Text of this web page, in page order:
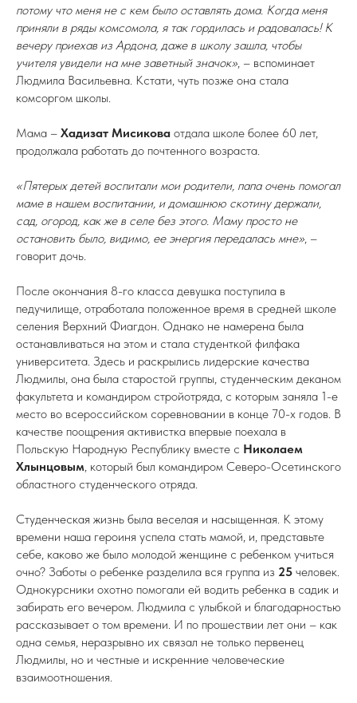
потому что меня не с кем было оставлять дома. Когда меня
приняли в ряды комсомола, я так гордилась и радовалась! К
вечеру приехав из Ардона, даже в школу зашла, чтобы
учителя увидели на мне заветный значок», – вспоминает
Людмила Васильевна. Кстати, чуть позже она стала
комсоргом школы.
Мама – Хадизат Мисикова отдала школе более 60 лет,
продолжала работать до почтенного возраста.
«Пятерых детей воспитали мои родители, папа очень помогал
маме в нашем воспитании, и домашнюю скотину держали,
сад, огород, как же в селе без этого. Маму просто не
остановить было, видимо, ее энергия передалась мне», –
говорит дочь.
После окончания 8-го класса девушка поступила в
педучилище, отработала положенное время в средней школе
селения Верхний Фиагдон. Однако не намерена была
останавливаться на этом и стала студенткой филфака
университета. Здесь и раскрылись лидерские качества
Людмилы, она была старостой группы, студенческим деканом
факультета и командиром стройотряда, с которым заняла 1-е
место во всероссийском соревновании в конце 70-х годов. В
качестве поощрения активистка впервые поехала в
Польскую Народную Республику вместе с Николаем
Хлынцовым, который был командиром Северо-Осетинского
областного студенческого отряда.
Студенческая жизнь была веселая и насыщенная. К этому
времени наша героиня успела стать мамой, и, представьте
себе, каково же было молодой женщине с ребенком учиться
очно? Заботы о ребенке разделила вся группа из 25 человек.
Однокурсники охотно помогали ей водить ребенка в садик и
забирать его вечером. Людмила с улыбкой и благодарностью
рассказывает о том времени. И по прошествии лет они – как
одна семья, неразрывно их связал не только первенец
Людмилы, но и честные и искренние человеческие
взаимоотношения.